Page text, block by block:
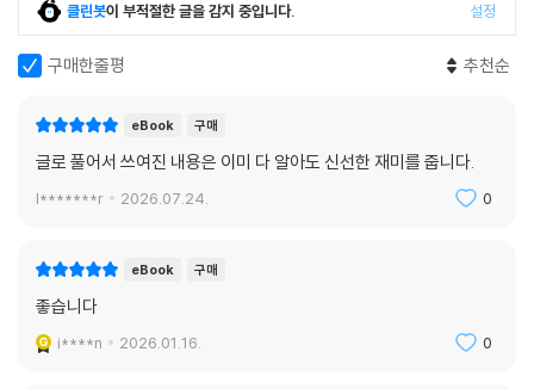
클린봇이 부적절한 글을 감지 중입니다. 설정
구매한줄평 추천순
eBook 구매
글로 풀어서 쓰여진 내용은 이미 다 알아도 신선한 재미를 줍니다.
l*******r 2026.07.24. 0
eBook 구매
좋습니다
i****n 2026.01.16. 0